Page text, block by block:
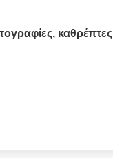
καθρέπτες